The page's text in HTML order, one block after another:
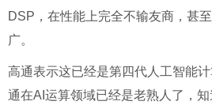
DSP，在性能上完全不输友商，甚
广。
高通表示这已经是第四代人工智能
通在AI运算领域已经是老熟人了，